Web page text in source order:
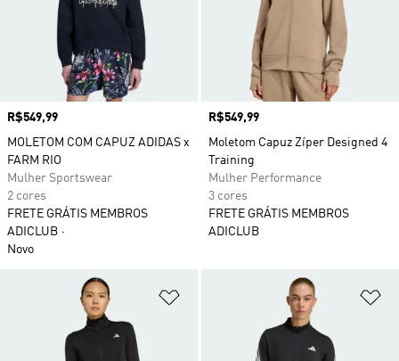
Preço
R$549,99
MOLETOM COM CAPUZ ADIDAS x
FARM RIO
Mulher Sportswear
2 cores
FRETE GRÁTIS MEMBROS
ADICLUB
Novo
Preço
R$549,99
Moletom Capuz Zíper Designed 4
Training
Mulher Performance
3 cores
FRETE GRÁTIS MEMBROS
ADICLUB
Adicionar à Lista de Desejos